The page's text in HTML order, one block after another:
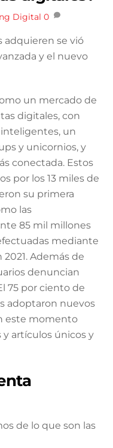
Digital 0
adquieren se vió
y el nuevo
un mercado de
digitales, con
un
y unicornios, y
conectada. Estos
por los 13 miles de
su primera
las
85 mil millones
mediante
Además de
denuncian
75 por ciento de
adoptaron nuevos
este momento
artículos únicos y
de lo que son las